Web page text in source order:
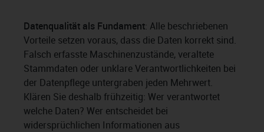
Datenqualität als Fundament: Alle beschriebenen
Vorteile setzen voraus, dass die Daten korrekt sind.
Falsch erfasste Maschinenzustände, veraltete
Stammdaten oder unklare Verantwortlichkeiten bei
der Datenpflege untergraben jeden Mehrwert.
Klären Sie deshalb frühzeitig: Wer verantwortet
welche Daten? Wer entscheidet bei
widersprüchlichen Informationen aus